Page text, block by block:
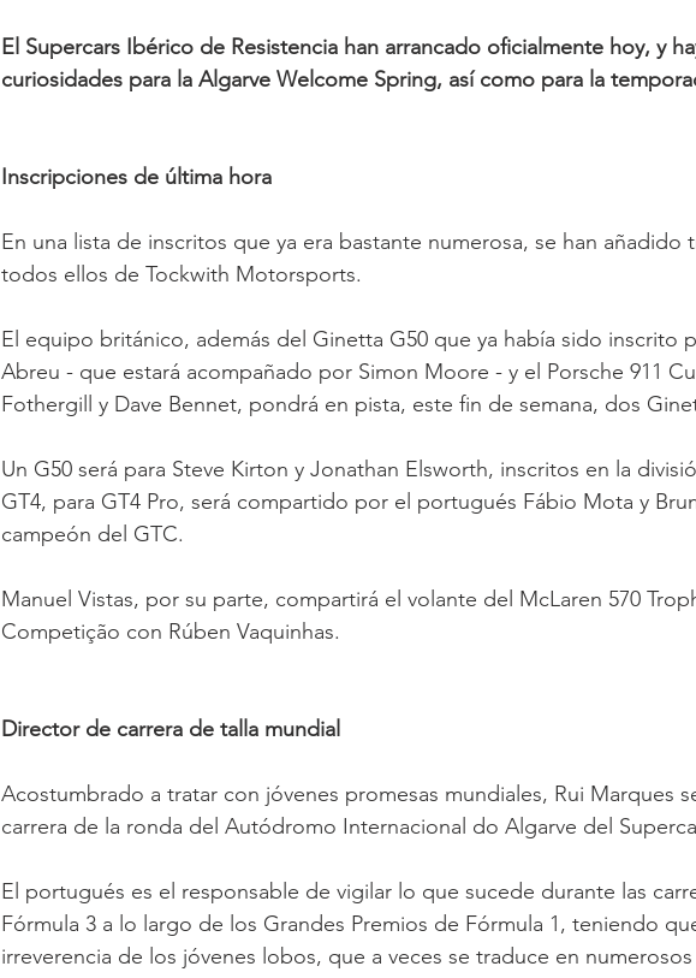
El Supercars Ibérico de Resistencia han arrancado oficialmente hoy, y
curiosidades para la Algarve Welcome Spring, así como para la
Inscripciones de última hora
En una lista de inscritos que ya era bastante numerosa, se han añadido
todos ellos de Tockwith Motorsports.
El equipo británico, además del Ginetta G50 que ya había sido inscrito
Abreu - que estará acompañado por Simon Moore - y el Porsche 911
Fothergill y Dave Bennet, pondrá en pista, este fin de semana, dos
Un G50 será para Steve Kirton y Jonathan Elsworth, inscritos en la
GT4, para GT4 Pro, será compartido por el portugués Fábio Mota y
campeón del GTC.
Manuel Vistas, por su parte, compartirá el volante del McLaren 570
Competição con Rúben Vaquinhas.
Director de carrera de talla mundial
Acostumbrado a tratar con jóvenes promesas mundiales, Rui Marques
carrera de la ronda del Autódromo Internacional do Algarve del
El portugués es el responsable de vigilar lo que sucede durante las
Fórmula 3 a lo largo de los Grandes Premios de Fórmula 1, teniendo
irreverencia de los jóvenes lobos, que a veces se traduce en